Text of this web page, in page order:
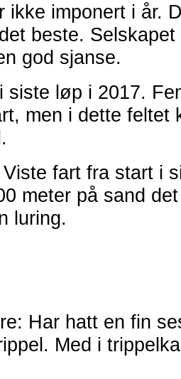
ikke imponert i år.
beste.
god sjanse.
siste løp i 2017.
men i dette feltet
fart fra start i
meter på sand
luring.
Har hatt en fin
Med i